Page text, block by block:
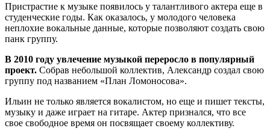
Пристрастие к музыке появилось у талантливого актера еще в
студенческие годы. Как оказалось, у молодого человека
неплохие вокальные данные, которые позволяют создать свою
панк группу.
В 2010 году увлечение музыкой переросло в популярный
проект. Собрав небольшой коллектив, Александр создал свою
группу под названием «План Ломоносова».
Ильин не только является вокалистом, но еще и пишет тексты,
музыку и даже играет на гитаре. Актер признался, что все
свое свободное время он посвящает своему коллективу.